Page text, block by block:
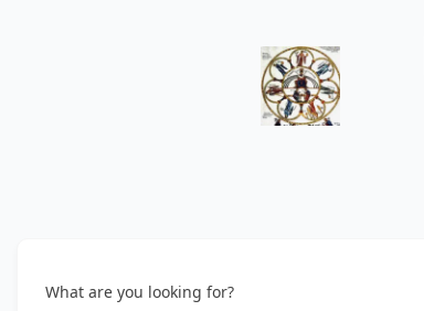
What are you looking for?